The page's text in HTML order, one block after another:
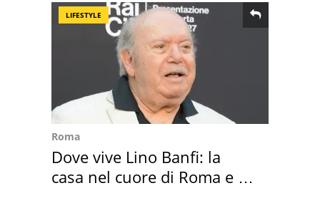
LIFESTYLE
Roma
Dove vive Lino Banfi: la
casa nel cuore di Roma e i